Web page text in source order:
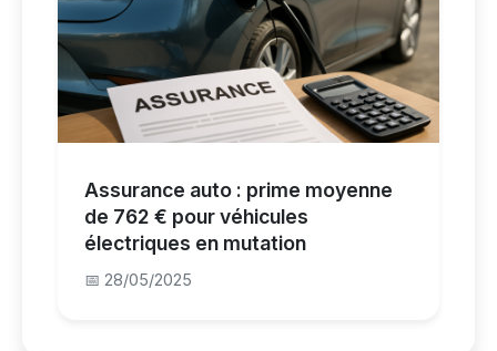
Assurance auto : prime moyenne
de 762 € pour véhicules
électriques en mutation
📅 28/05/2025